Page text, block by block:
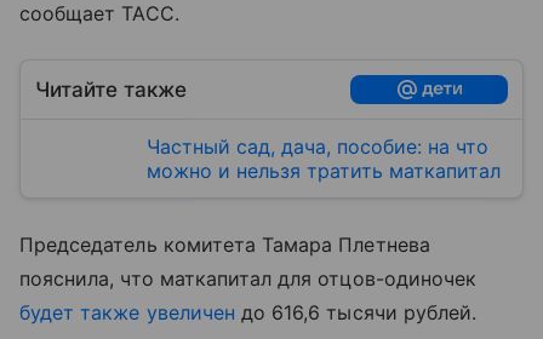
сообщает ТАСС.
Читайте также
Частный сад, дача, пособие: на что
можно и нельзя тратить маткапитал
Председатель комитета Тамара Плетнева
пояснила, что маткапитал для отцов-одиночек
будет также увеличен до 616,6 тысячи рублей.